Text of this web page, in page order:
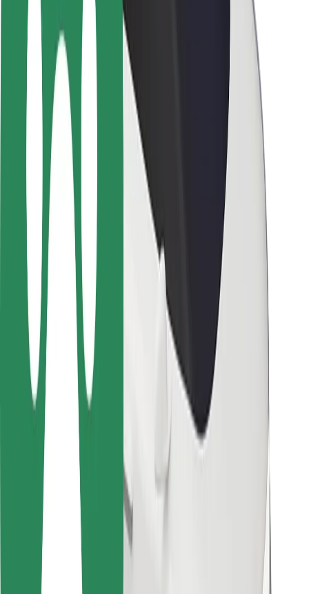
Ασφάλεια
Ασφάλεια επιβάτη
Ασφάλεια οδηγών
Ασφάλεια σκούτερ
Εργαστήριο ασφάλειας
Πόλεις
Τοποθεσίες
Λύσεις για την πόλη
Αεροδρόμια
Bolt Αποβάθρες Φόρτισης
Υποστήριξη
Για επιβάτες
Για τους οδηγούς
Για μεταφορείς
Bolt Food
Για ιδιοκτήτες στόλου οχημάτων
Για εστιατόρια
Άλλο
Προμηθευτές
Όροι & Προϋποθέσεις
Cookies
Ασφάλεια